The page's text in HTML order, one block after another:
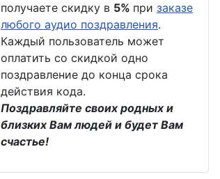
получаете скидку в 5% при заказе
любого аудио поздравления.
Каждый пользователь может
оплатить со скидкой одно
поздравление до конца срока
действия кода.
Поздравляйте своих родных и
близких Вам людей и будет Вам
счастье!